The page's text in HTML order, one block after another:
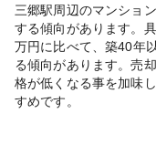
三郷駅周辺のマンショ
する傾向があります。
万円に比べて、築40年
る傾向があります。売
格が低くなる事を加味
すめです。